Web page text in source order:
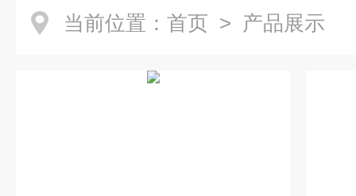
当前位置： 首页 > 产品展示